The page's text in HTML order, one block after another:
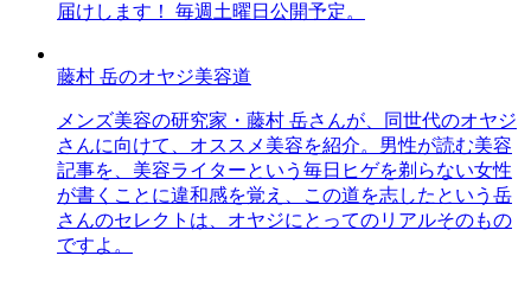
届けします！ 毎週土曜日公開予定。
藤村 岳のオヤジ美容道
メンズ美容の研究家・藤村 岳さんが、同世代のオヤジ
さんに向けて、オススメ美容を紹介。男性が読む美容
記事を、美容ライターという毎日ヒゲを剃らない女性
が書くことに違和感を覚え、この道を志したという岳
さんのセレクトは、オヤジにとってのリアルそのもの
ですよ。